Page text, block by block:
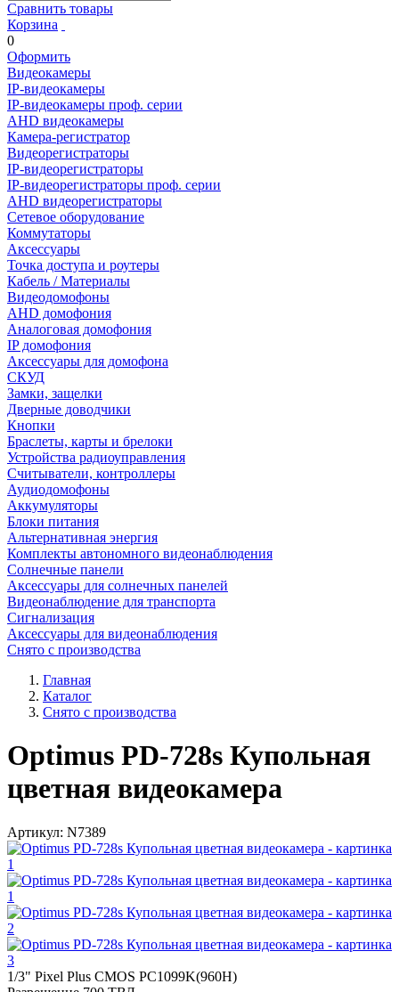
Сравнить товары
Корзина
0
Оформить
Видеокамеры
IP-видеокамеры
IP-видеокамеры проф. серии
AHD видеокамеры
Камера-регистратор
Видеорегистраторы
IP-видеорегистраторы
IP-видеорегистраторы проф. серии
AHD видеорегистраторы
Сетевое оборудование
Коммутаторы
Аксессуары
Точка доступа и роутеры
Кабель / Материалы
Видеодомофоны
AHD домофония
Аналоговая домофония
IP домофония
Аксессуары для домофона
СКУД
Замки, защелки
Дверные доводчики
Кнопки
Браслеты, карты и брелоки
Устройства радиоуправления
Считыватели, контроллеры
Аудиодомофоны
Аккумуляторы
Блоки питания
Альтернативная энергия
Комплекты автономного видеонаблюдения
Солнечные панели
Аксессуары для солнечных панелей
Видеонаблюдение для транспорта
Сигнализация
Аксессуары для видеонаблюдения
Снято с производства
Главная
Каталог
Снято с производства
Optimus PD-728s Купольная
цветная видеокамера
Артикул: N7389
1/3" Pixel Plus CMOS PC1099K(960H)